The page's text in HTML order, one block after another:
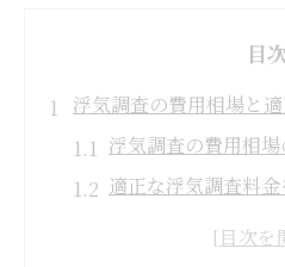
目
浮気調査の費用相場と
浮気調査の費用相
適正な浮気調査料
浮気調査で追加費